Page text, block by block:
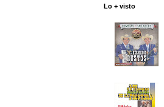
Lo + visto